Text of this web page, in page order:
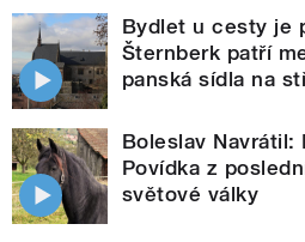
Bydlet u cesty je
Šternberk patří
panská sídla na
Boleslav Navrátil:
Povídka z
světové války